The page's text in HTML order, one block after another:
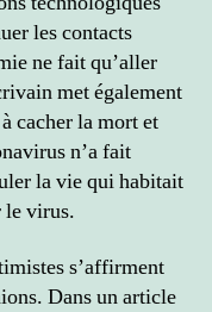
les contacts
ne fait qu’aller
met également
cacher la mort et
n’a fait
la vie qui habitait
le virus.
s’affirment
Dans un article